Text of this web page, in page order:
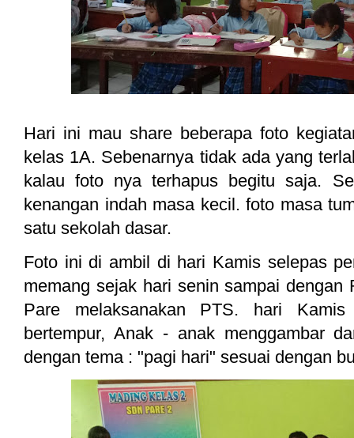
Hari ini mau share beberapa foto
kelas 1A. Sebenarnya tidak ada yang
kalau foto nya terhapus begitu saja.
kenangan indah masa kecil. foto masa
satu sekolah dasar.
Foto ini di ambil di hari Kamis selepas
memang sejak hari senin sampai
Pare melaksanakan PTS. hari
bertempur, Anak - anak menggambar
dengan tema : "pagi hari" sesuai dengan